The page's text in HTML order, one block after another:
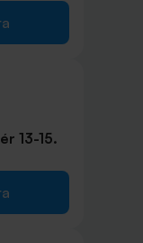
13-15.